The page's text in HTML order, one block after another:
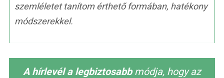
szemléletet tanítom érthető formában, hatékony
módszerekkel.
A hírlevél a legbiztosabbmódja, hogy az